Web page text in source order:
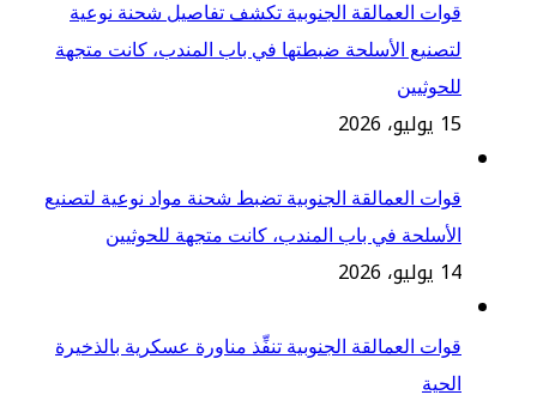
قوات العمالقة الجنوبية تكشف تفاصيل شحنة نوعية
لتصنيع الأسلحة ضبطتها في باب المندب، كانت متجهة
للحوثيين
15 يوليو، 2026
قوات العمالقة الجنوبية تضبط شحنة مواد نوعية لتصنيع
الأسلحة في باب المندب، كانت متجهة للحوثيين
14 يوليو، 2026
قوات العمالقة الجنوبية تنفِّذ مناورة عسكرية بالذخيرة
الحية